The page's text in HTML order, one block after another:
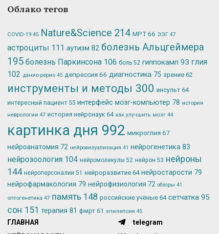
Облако тегов
COVID-19 45 Nature&Science 214 МРТ66 ЭЭГ 47
астроциты 111 аутизм 82 болезнь Альцгеймера
195 болезнь Паркинсона 106 боль 52 гиппокамп 93 глия
102 данио-рерио 45 депрессия 66 диагностика 75 зрение 62
инструменты и методы 300 инсульт 64
интересный пациент 55 интерфейс мозг-компьютер 78 история
неврологии 47 история нейронаук 64 как улучшить мозг 44
картинка дня 992 микроглия 67
нейроанатомия 72 нейровизуализация 41 нейрогенетика 83
нейрозоология 104 нейромолекулы 52 нейрон 53 нейроны
144 нейроперсоналии 51 нейроразвитие 64 нейростарости 79
нейрофармакология 79 нейрофизиология 72 обзоры 41
оптогенетика 47 память 148 российские учёные 64 сетчатка 95
сон 151 терапия 81 фмрт 61 эпилепсия 45
ГЛАВНАЯ
telegram